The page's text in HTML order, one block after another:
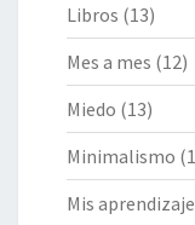
Libros (13)
Mes a mes (12)
Miedo (13)
Minimalismo
Mis